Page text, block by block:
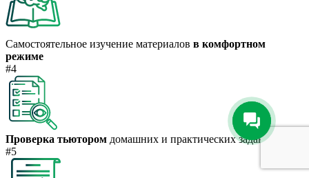
Самостоятельное изучение материалов в комфортном
режиме
#4
Проверка тьютором домашних и практических заданий
#5